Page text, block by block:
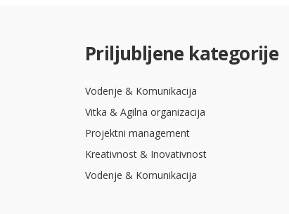
Priljubljene kategorije
Vodenje & Komunikacija
Vitka & Agilna organizacija
Projektni management
Kreativnost & Inovativnost
Vodenje & Komunikacija